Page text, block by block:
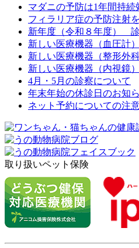
マダニの予防は1年間持続
フィラリア症の予防注射
新年度（令和８年度）
新しい医療機器（血圧計
新しい医療機器（整形外
新しい医療機器（内視鏡
4月・5月の診察について
年末年始の休診日のお知
ネット予約についての注
取り扱いペット保険